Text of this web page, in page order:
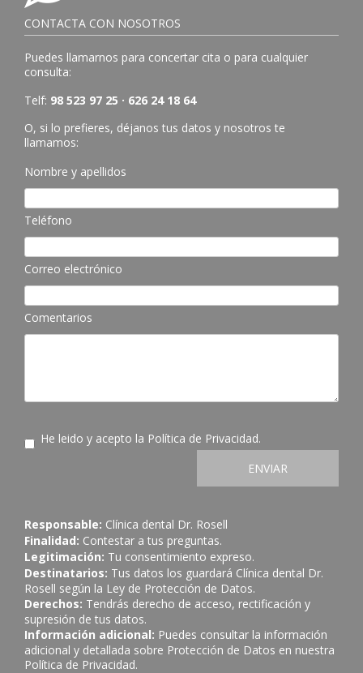
CONTACTA CON NOSOTROS
Puedes llamarnos para concertar cita o para cualquier
consulta:
Telf: 98 523 97 25 · 626 24 18 64
O, si lo prefieres, déjanos tus datos y nosotros te
llamamos:
Nombre y apellidos
Teléfono
Correo electrónico
Comentarios
He leido y acepto la Política de Privacidad.
ENVIAR
Responsable: Clínica dental Dr. Rosell
Finalidad: Contestar a tus preguntas.
Legitimación: Tu consentimiento expreso.
Destinatarios: Tus datos los guardará Clínica dental Dr.
Rosell según la Ley de Protección de Datos.
Derechos: Tendrás derecho de acceso, rectificación y
supresión de tus datos.
Información adicional: Puedes consultar la información
adicional y detallada sobre Protección de Datos en nuestra
Política de Privacidad.